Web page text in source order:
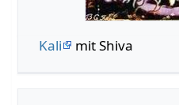
Kali mit Shiva